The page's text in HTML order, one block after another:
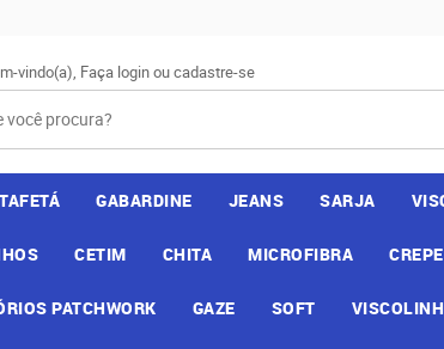
vindo(a), Faça loginoucadastre-se
TAFETÁ GABARDINE JEANS SARJA
CETIM CHITA MICROFIBRA
PATCHWORK GAZE SOFT